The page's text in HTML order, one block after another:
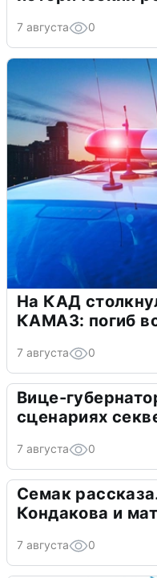
7 августа 0
На КАД
КАМАЗ: погиб
7 августа 0
Вице-
сценариях
7 августа 0
Семак
Кондакова и
7 августа 0